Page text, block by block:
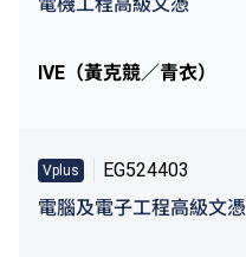
IVE（黃克競／青衣）
Vplus
EG524403
電腦及電子工程高級文憑